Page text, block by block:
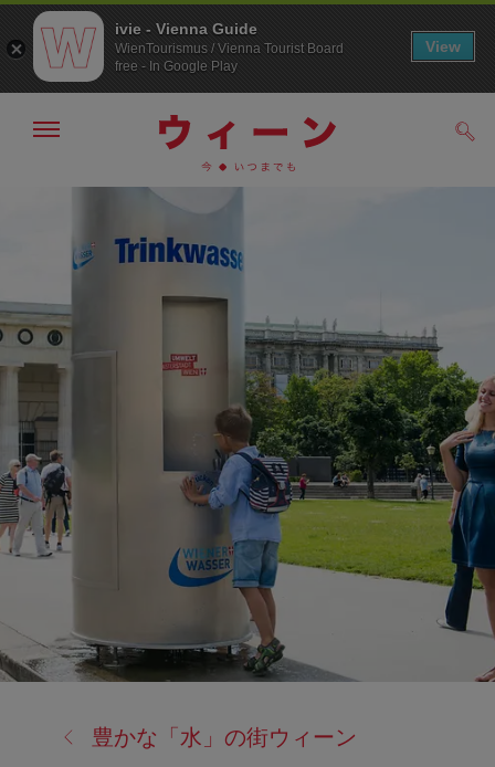
の
ト
ッ
プ
メ
示・
示
豊かな「水」の街ウィーン
ivie - Vienna Guide
WienTourismus / Vienna Tourist Board
free - In Google Play
View